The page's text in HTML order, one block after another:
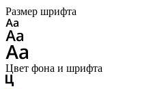
Размер шрифта
Цвет фона и шрифта